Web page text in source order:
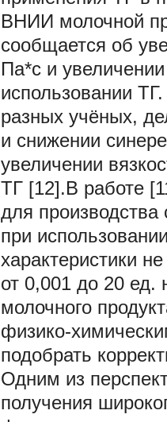
ВНИИ молочной
сообщается об
Па*с и
использовании
разных учёных,
и снижении
увеличении
ТГ [12].В работе
для
при
характеристики
от 0,001 до 20 ед.
молочного
физико-
подобрать
Одним из
получения